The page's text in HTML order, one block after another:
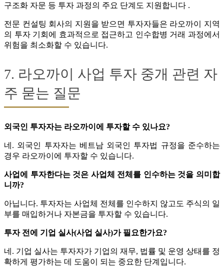
구조화 자문 등 투자 과정의 주요 단계도 지원합니다 .
전문 컨설팅 회사의 지원을 받으면 투자자들은 라오까이 지역
의 투자 기회에 효과적으로 접근하고 인수합병 거래 과정에서
위험을 최소화할 수 있습니다.
7. 라오까이 사업 투자 중개 관련 자
주 묻는 질문
외국인 투자자는 라오까이에 투자할 수 있나요?
네. 외국인 투자자는 베트남 외국인 투자법 규정을 준수하는
경우 라오까이에 투자할 수 있습니다.
사업에 투자한다는 것은 사업체 전체를 인수하는 것을 의미합
니까?
아닙니다. 투자자는 사업체 전체를 인수하지 않고도 주식의 일
부를 매입하거나 자본금을 투자할 수 있습니다.
투자 전에 기업 실사(사업 실사)가 필요한가요?
네. 기업 실사는 투자자가 기업의 재무, 법률 및 운영 상태를 정
확하게 평가하는 데 도움이 되는 중요한 단계입니다.